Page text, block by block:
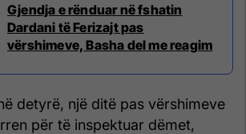
Gjendja e rënduar në fshatin
Dardani të Ferizajt pas
vërshimeve, Basha del me reagim
detyrë, një ditë pas vërshimeve
për të inspektuar dëmet,